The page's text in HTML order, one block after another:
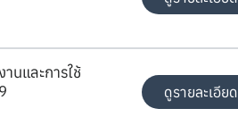
นและการใช้
ดูรายละเอียด